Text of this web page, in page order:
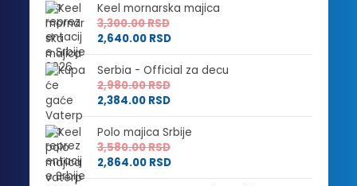
Keel mornarska majica
3,300.00RSD
2,640.00 RSD
Serbia - Official za decu
2,980.00RSD
2,384.00 RSD
Polo majica Srbije
3,580.00RSD
2,864.00 RSD